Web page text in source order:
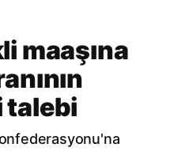
maaşına
talebi